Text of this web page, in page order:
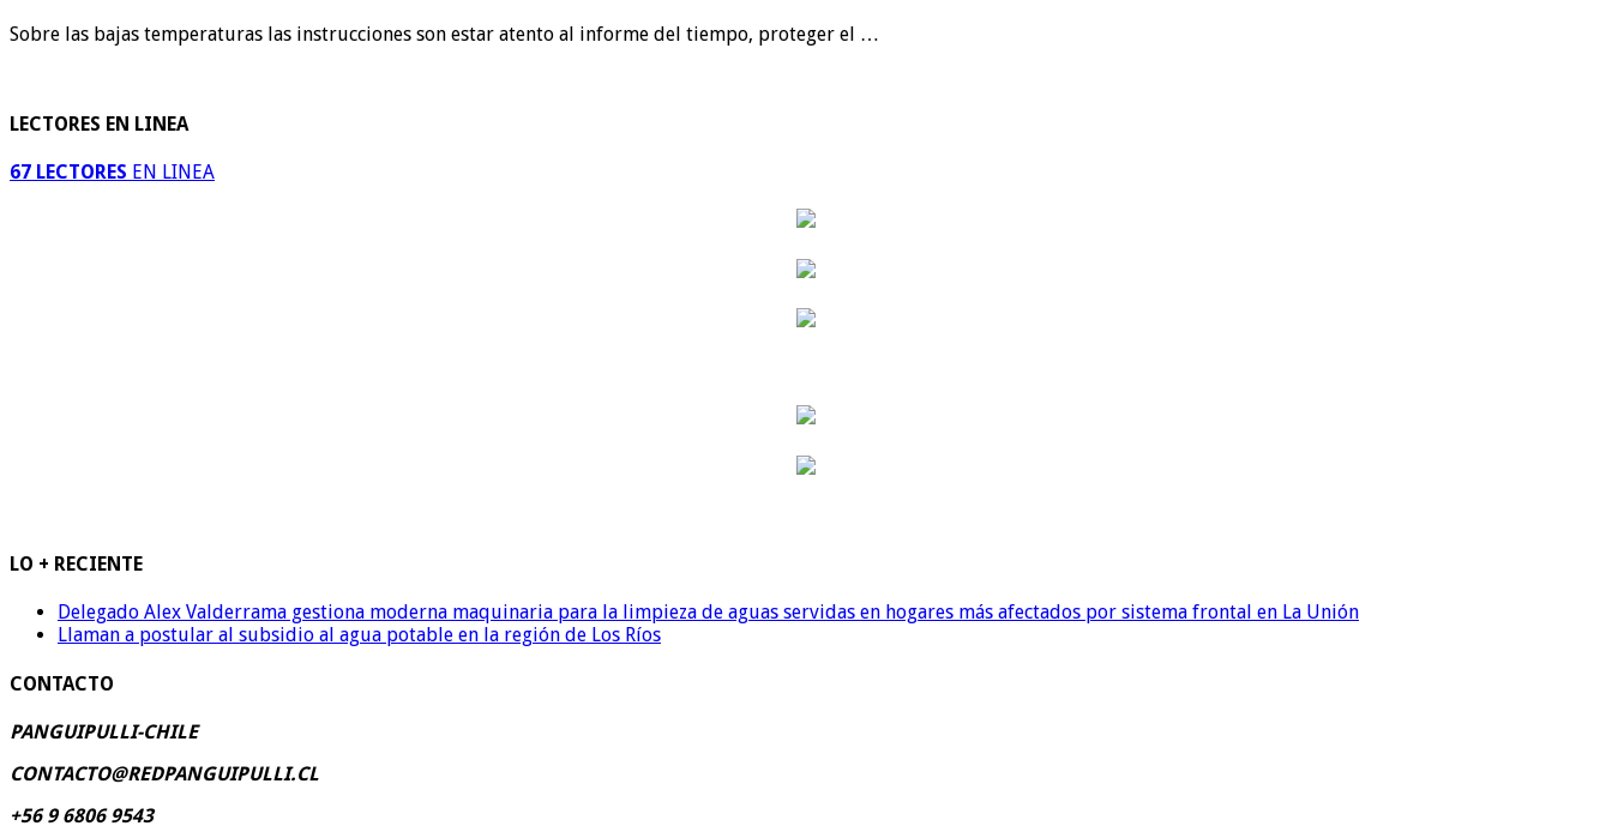
Sobre las bajas temperaturas las instrucciones son estar atento al informe del tiempo, proteger el …
LECTORES EN LINEA
67 LECTORES EN LINEA
LO + RECIENTE
Delegado Alex Valderrama gestiona moderna maquinaria para la limpieza de aguas servidas en hogares más afectados por sistema frontal en La Unión
Llaman a postular al subsidio al agua potable en la región de Los Ríos
CONTACTO
PANGUIPULLI-CHILE
CONTACTO@REDPANGUIPULLI.CL
+56 9 6806 9543